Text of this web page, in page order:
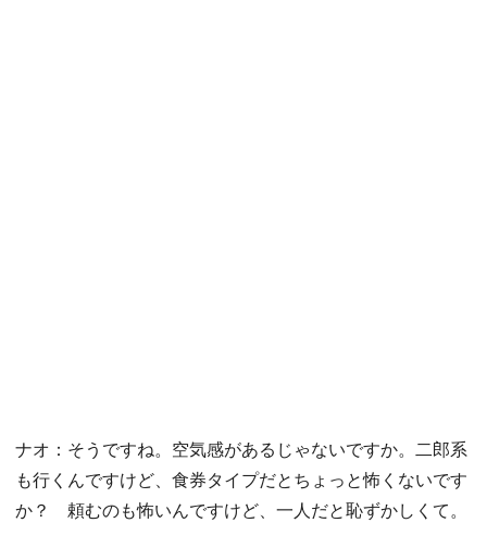
ナオ：そうですね。空気感があるじゃないですか。二郎系
も行くんですけど、食券タイプだとちょっと怖くないです
か？ 頼むのも怖いんですけど、一人だと恥ずかしくて。